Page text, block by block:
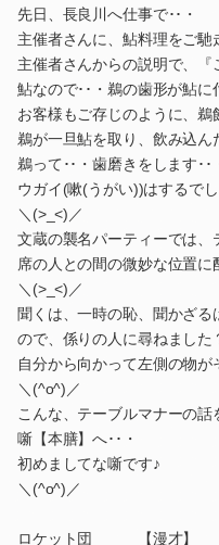
先日、長良川へ仕事で･･・
主催者さんに、鮎料理をご馳
主催者さんからの説明で、
鮎なので･･・鵜の歯形が鮎に
お客様もご存じのように、鵜
鵜が一旦鮎を取り、飲み込ん
鵜って･･・歯磨きをします･･
ウガイ(嗽(うがい))はするで
＼(>_<)／
文蔵の襲名パーティーでは
席の人との間の微妙な位置に
＼(>_<)／
聞くは、一時の恥、聞かざ
ので、係りの人に尋ねました
自分から向かって左側の物が
＼(^o^)／
こんな、テーブルマナーの話
噺【本膳】へ･･・
初めましてな噺です♪
＼(^o^)／
ロケット団 【漫才】